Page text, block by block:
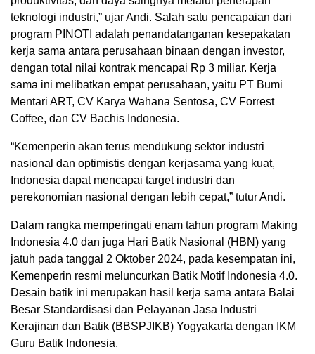
teknologi industri,” ujar Andi. Salah satu pencapaian dari
program PINOTI adalah penandatanganan kesepakatan
kerja sama antara perusahaan binaan dengan investor,
dengan total nilai kontrak mencapai Rp 3 miliar. Kerja
sama ini melibatkan empat perusahaan, yaitu PT Bumi
Mentari ART, CV Karya Wahana Sentosa, CV Forrest
Coffee, dan CV Bachis Indonesia.
“Kemenperin akan terus mendukung sektor industri
nasional dan optimistis dengan kerjasama yang kuat,
Indonesia dapat mencapai target industri dan
perekonomian nasional dengan lebih cepat,” tutur Andi.
Dalam rangka memperingati enam tahun program Making
Indonesia 4.0 dan juga Hari Batik Nasional (HBN) yang
jatuh pada tanggal 2 Oktober 2024, pada kesempatan ini,
Kemenperin resmi meluncurkan Batik Motif Indonesia 4.0.
Desain batik ini merupakan hasil kerja sama antara Balai
Besar Standardisasi dan Pelayanan Jasa Industri
Kerajinan dan Batik (BBSPJIKB) Yogyakarta dengan IKM
Guru Batik Indonesia.